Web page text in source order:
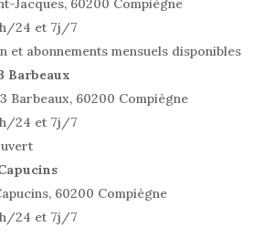
Jacques, 60200 Compiègne
24 et 7j/7
et abonnements mensuels disponibles
Barbeaux
Barbeaux, 60200 Compiègne
24 et 7j/7
60200 Compiègne
24 et 7j/7